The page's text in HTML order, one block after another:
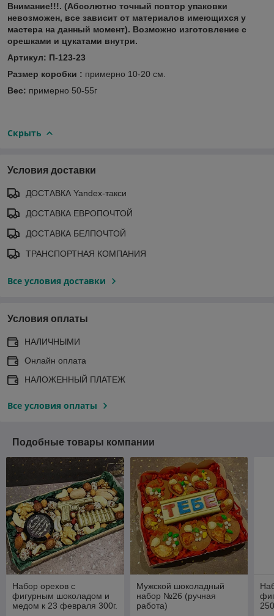
Внимание!!!. (Абсолютно точный повтор упаковки
невозможен, все зависит от материалов имеющихся у
мастера на данный момент). Возможно изготовление с
орешками и цукатами внутри.
Артикул: П-123-23
Размер коробки : примерно 10-20 см.
Вес: примерно 50-55г
Скрыть
Условия доставки
ДОСТАВКА Yandex-такси
ДОСТАВКА ЕВРОПОЧТОЙ
ДОСТАВКА БЕЛПОЧТОЙ
ТРАНСПОРТНАЯ КОМПАНИЯ
Все условия доставки
Условия оплаты
НАЛИЧНЫМИ
Онлайн оплата
НАЛОЖЕННЫЙ ПЛАТЕЖ
Все условия оплаты
Подобные товары компании
Набор орехов с
фигурным шоколадом и
медом к 23 февраля 300г.
Мужской шоколадный
набор №26 (ручная
работа)